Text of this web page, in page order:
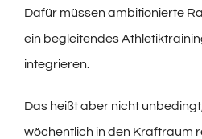
Dafür müssen ambitionierte
ein begleitendes
integrieren.
Das heißt aber nicht
wöchentlich in den Kraftraum